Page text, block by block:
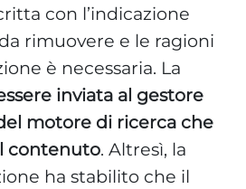
con l’indicazione
rimuovere e le ragioni
è necessaria. La
inviata al gestore
motore di ricerca che
contenuto. Altresì, la
ha stabilito che il